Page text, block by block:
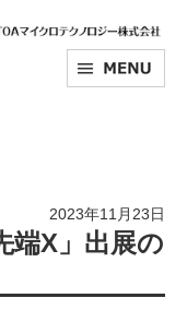
2023年11月23日
端X」出展の